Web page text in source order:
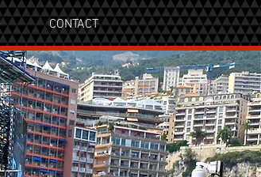
CONTACT